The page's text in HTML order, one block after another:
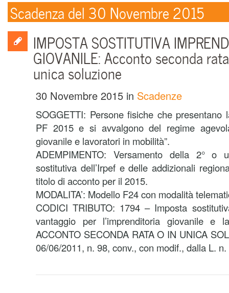
Scadenza del 30 Novembre 2015
IMPOSTA SOSTITUTIVA
GIOVANILE: Acconto seconda
unica soluzione
30 Novembre 2015 in Scadenze
SOGGETTI: Persone fisiche che presentano
PF 2015 e si avvalgono del regime
giovanile e lavoratori in mobilità”.
ADEMPIMENTO: Versamento della 2° o
sostitutiva dell’Irpef e delle addizionali
titolo di acconto per il 2015.
MODALITA’: Modello F24 con modalità
CODICI TRIBUTO: 1794 – Imposta
vantaggio per l’imprenditoria giovanile e
ACCONTO SECONDA RATA O IN UNICA
06/06/2011, n. 98, conv., con modif., dalla L.